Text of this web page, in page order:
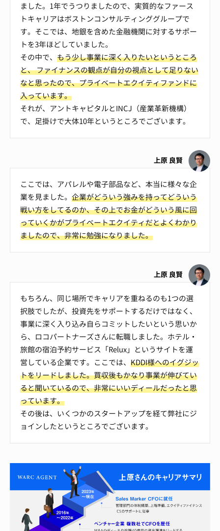
ました。1年でうつりましたので、実質的なファース
トキャリアはボストンコンサルティンググループで
す。そこでは、地銀を含めた金融機関に対するサポー
トを3年ほどしていました。
その中で、 もう少し事業に深く入りたいというところ
と、 ファイナンスの観点が自分の視点として足りない
なと思ったので、プライベートエクイティファンドに
入っています。
それが、アントキャピタルとINCJ（産業革新機構）
で、足掛けで大体10年というところでございます。
上原 良賢
ここでは、アパレルや電子部品など、本当に様々な企
業を見ました。 企業がどういう強みを持ってどういう
戦い方をしてるのか、その上でお金がどういう風に回
っていくかがプライベートエクイティだとよくわかり
ましたので、非常に勉強になりました。
上原 良賢
もちろん、同じ場所でキャリアを重ねるのも1つの選
択肢でしたが、投資先をサポートするだけではなく、
事業に深く入り込み自らコミットしたいという思いか
ら、ロコパートナーズさんに転職しました。ホテル・
旅館の宿泊予約サービス「Relux」というサイトを運
営している企業です。ここでは、 KDDI様へのイグジッ
トをリードしました。買収後もかなり事業が伸びてい
ると聞いているので、非常にいいディールだったと思
っています。
その後は、いくつかのスタートアップを経て弊社にジ
ョインしたというところでございます。